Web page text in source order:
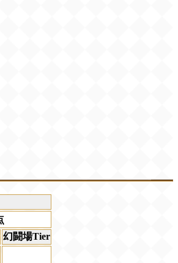
幻闘場Tier